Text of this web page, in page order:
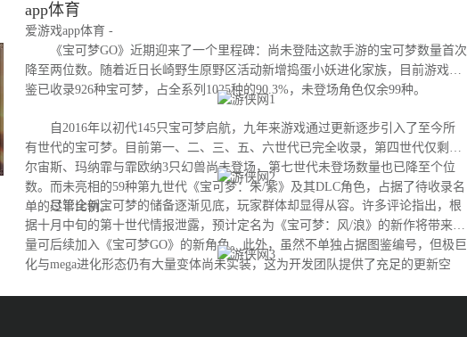
app体育
爱游戏app体育 -
《宝可梦GO》近期迎来了一个里程碑：尚未登陆这款手游的宝可梦数量首次
降至两位数。随着近日长崎野生原野区活动新增捣蛋小妖进化家族，目前游戏图
鉴已收录926种宝可梦，占全系列1025种的90.3%，未登场角色仅余99种。
自2016年以初代145只宝可梦启航，九年来游戏通过更新逐步引入了至今所
有世代的宝可梦。目前第一、二、三、五、六世代已完全收录，第四世代仅剩阿
尔宙斯、玛纳霏与霏欧纳3只幻兽尚未登场，第七世代未登场数量也已降至个位
数。而未亮相的59种第九世代《宝可梦：朱/紫》及其DLC角色，占据了待收录名
单的过半比例。
尽管全新宝可梦的储备逐渐见底，玩家群体却显得从容。许多评论指出，根
据十月中旬的第十世代情报泄露，预计定名为《宝可梦：风/浪》的新作将带来大
量可后续加入《宝可梦GO》的新角色。此外，虽然不单独占据图鉴编号，但极巨
化与mega进化形态仍有大量变体尚未实装，这为开发团队提供了充足的更新空